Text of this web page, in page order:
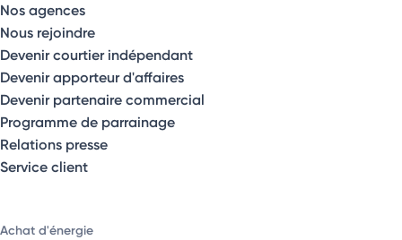
Nos agences
Nous rejoindre
Devenir courtier indépendant
Devenir apporteur d'affaires
Devenir partenaire commercial
Programme de parrainage
Relations presse
Service client
Achat d'énergie